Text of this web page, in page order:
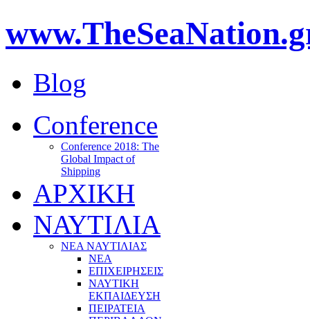
Blog
Conference
Conference 2018: The
Global Impact of
Shipping
ΑΡΧΙΚΗ
ΝΑΥΤΙΛΙΑ
ΝΕΑ ΝΑΥΤΙΛΙΑΣ
ΝΕΑ
ΕΠΙΧΕΙΡΗΣΕΙΣ
ΝΑΥΤΙΚΗ
ΕΚΠΑΙΔΕΥΣΗ
ΠΕΙΡΑΤΕΙΑ